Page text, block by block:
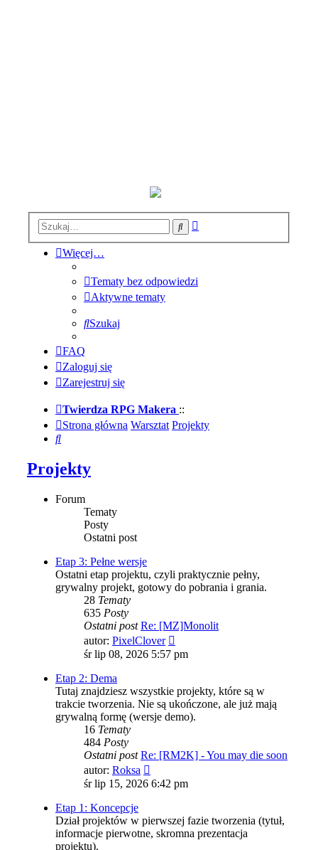
Szukaj
Więcej…
Tematy bez odpowiedzi
Aktywne tematy
Szukaj
FAQ
Zaloguj się
Zarejestruj się
Twierdza RPG Makera ::
Strona główna Warsztat Projekty
Szukaj
Projekty
Forum
Tematy
Posty
Ostatni post
Etap 3: Pełne wersje
Ostatni etap projektu, czyli praktycznie pełny,
grywalny projekt, gotowy do pobrania i grania.
28 Tematy
635 Posty
Ostatni post Re: [MZ]Monolit
autor: PixelClover
najnowszy
post
śr lip 08, 2026 5:57 pm
Etap 2: Dema
Tutaj znajdziesz wszystkie projekty, które są w
trakcie tworzenia. Nie są ukończone, ale już mają
grywalną formę (wersje demo).
16 Tematy
484 Posty
Ostatni post Re: [RM2K] - You may die soon
autor: Roksa
najnowszy
śr lip 15, 2026 6:42 pm
Etap 1: Koncepcje
Dział projektów w pierwszej fazie tworzenia (tytuł,
informacje pierwotne, skromna prezentacja
projektu).